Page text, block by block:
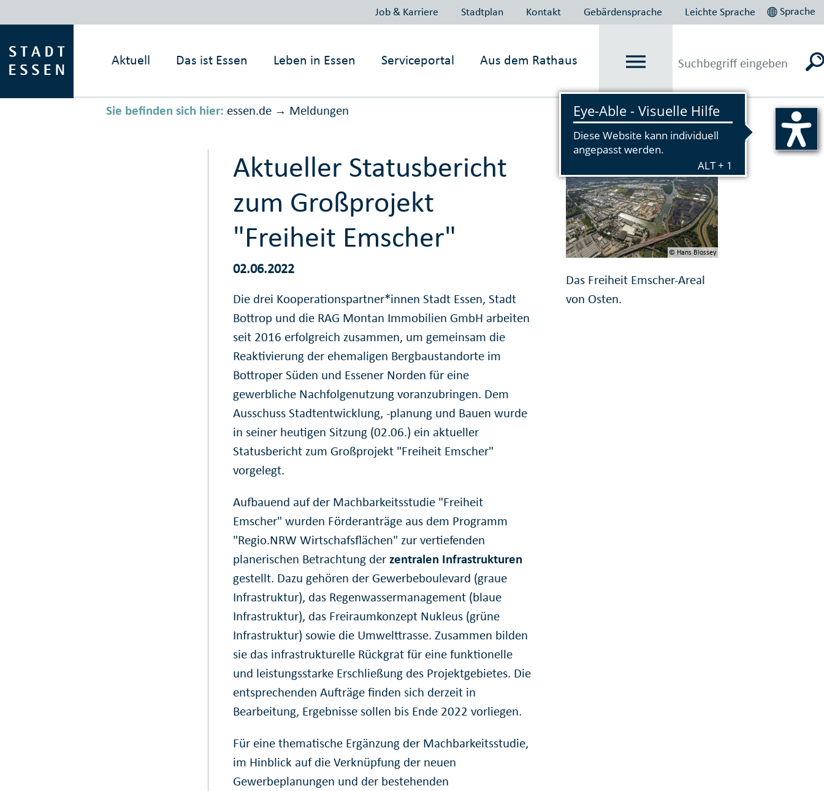
Job & Karriere Stadtplan Kontakt Gebärdensprache Leichte Sprache Sprache
Aktuell Das ist Essen Leben in Essen Serviceportal Aus dem Rathaus
Sie befinden sich hier: essen.de → Meldungen Vorlesen
Aktueller Statusbericht
zum Großprojekt
"Freiheit Emscher"
02.06.2022
Die drei Kooperationspartner*innen Stadt Essen, Stadt
Bottrop und die RAG Montan Immobilien GmbH arbeiten
seit 2016 erfolgreich zusammen, um gemeinsam die
Reaktivierung der ehemaligen Bergbaustandorte im
Bottroper Süden und Essener Norden für eine
gewerbliche Nachfolgenutzung voranzubringen. Dem
Ausschuss Stadtentwicklung, -planung und Bauen wurde
in seiner heutigen Sitzung (02.06.) ein aktueller
Statusbericht zum Großprojekt "Freiheit Emscher"
vorgelegt.
Aufbauend auf der Machbarkeitsstudie "Freiheit
Emscher" wurden Förderanträge aus dem Programm
"Regio.NRW Wirtschafsflächen" zur vertiefenden
planerischen Betrachtung derzentralen Infrastrukturen
gestellt. Dazu gehören der Gewerbeboulevard (graue
Infrastruktur), das Regenwassermanagement (blaue
Infrastruktur), das Freiraumkonzept Nukleus (grüne
Infrastruktur) sowie die Umwelttrasse. Zusammen bilden
sie das infrastrukturelle Rückgrat für eine funktionelle
und leistungsstarke Erschließung des Projektgebietes. Die
entsprechenden Aufträge finden sich derzeit in
Bearbeitung, Ergebnisse sollen bis Ende 2022 vorliegen.
Für eine thematische Ergänzung der Machbarkeitsstudie,
im Hinblick auf die Verknüpfung der neuen
Gewerbeplanungen und der bestehenden
© Hans Blossey
Das Freiheit Emscher-Areal
von Osten.